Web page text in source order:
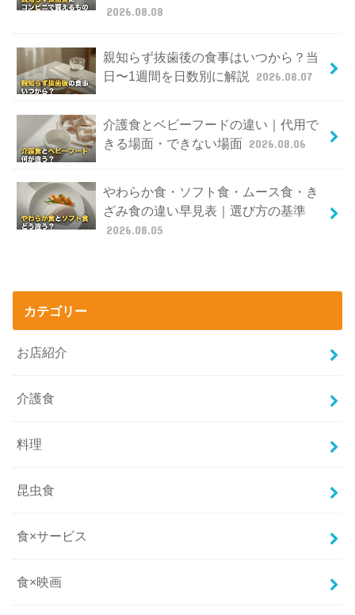
2026.08.08
親知らず抜歯後の食事はいつから？当
日〜1週間を日数別に解説
2026.08.07
介護食とベビーフードの違い｜代用で
きる場面・できない場面 2026.08.06
やわらか食・ソフト食・ムース食・き
ざみ食の違い早見表｜選び方の基準
2026.08.05
カテゴリー
お店紹介
介護食
料理
昆虫食
食×サービス
食×映画